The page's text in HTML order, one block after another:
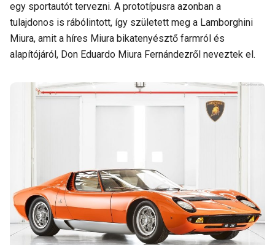
egy sportautót tervezni. A prototípusra azonban a
tulajdonos is rábólintott, így született meg a Lamborghini
Miura, amit a híres Miura bikatenyésztő farmról és
alapítójáról, Don Eduardo Miura Fernándezről neveztek el.